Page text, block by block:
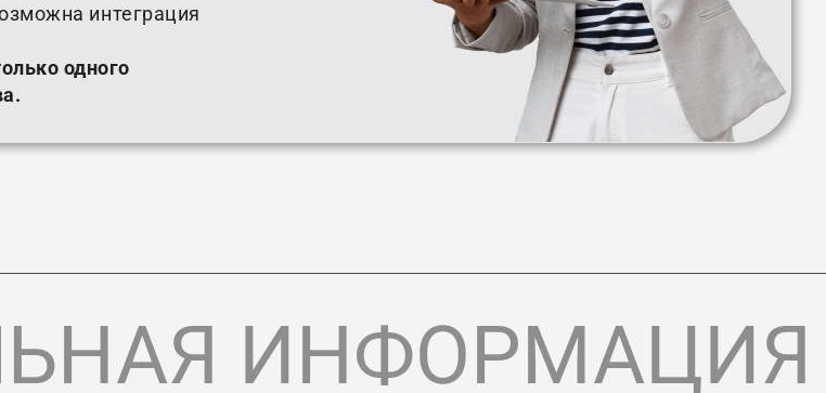
интеграция
одного
ИНФОРМАЦИЯ